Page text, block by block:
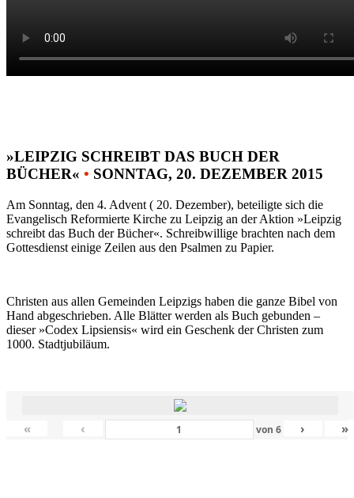
»LEIPZIG SCHREIBT DAS BUCH DER
BÜCHER« • SONNTAG, 20. DEZEMBER 2015
Am Sonntag, den 4. Advent ( 20. Dezember), beteiligte sich die
Evangelisch Reformierte Kirche zu Leipzig an der Aktion »Leipzig
schreibt das Buch der Bücher«. Schreibwillige brachten nach dem
Gottesdienst einige Zeilen aus den Psalmen zu Papier.
Christen aus allen Gemeinden Leipzigs haben die ganze Bibel von
Hand abgeschrieben. Alle Blätter werden als Buch gebunden –
dieser »Codex Lipsiensis« wird ein Geschenk der Christen zum
1000. Stadtjubiläum.
« ‹ von 6 › »